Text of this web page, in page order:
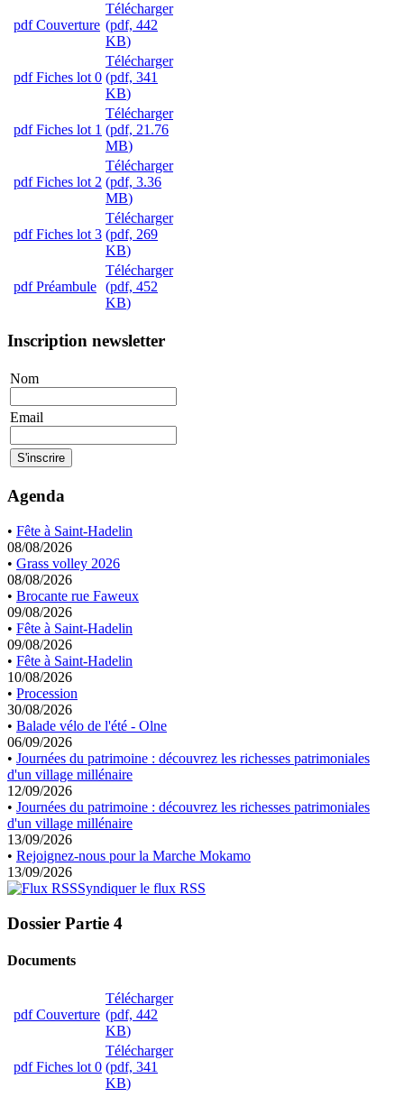
pdf Couverture
Télécharger
(pdf, 442
KB)
pdf Fiches lot 0
Télécharger
(pdf, 341
KB)
pdf Fiches lot 1
Télécharger
(pdf, 21.76
MB)
pdf Fiches lot 2
Télécharger
(pdf, 3.36
MB)
pdf Fiches lot 3
Télécharger
(pdf, 269
KB)
pdf Préambule
Télécharger
(pdf, 452
KB)
Inscription newsletter
Nom
Email
Agenda
• Fête à Saint-Hadelin
08/08/2026
• Grass volley 2026
08/08/2026
• Brocante rue Faweux
09/08/2026
• Fête à Saint-Hadelin
09/08/2026
• Fête à Saint-Hadelin
10/08/2026
• Procession
30/08/2026
• Balade vélo de l'été - Olne
06/09/2026
• Journées du patrimoine : découvrez les richesses patrimoniales
d'un village millénaire
12/09/2026
• Journées du patrimoine : découvrez les richesses patrimoniales
d'un village millénaire
13/09/2026
• Rejoignez-nous pour la Marche Mokamo
13/09/2026
Syndiquer le flux RSS
Dossier Partie 4
Documents
pdf Couverture
Télécharger
(pdf, 442
KB)
pdf Fiches lot 0
Télécharger
(pdf, 341
KB)